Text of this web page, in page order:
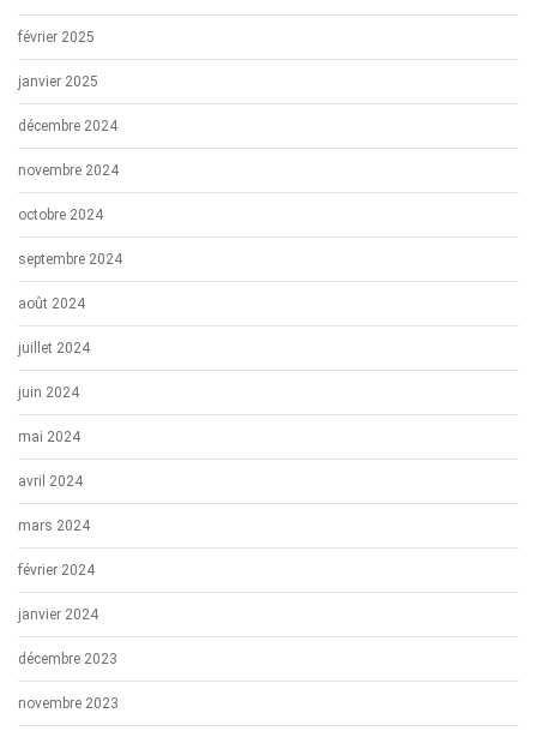
février 2025
janvier 2025
décembre 2024
novembre 2024
octobre 2024
septembre 2024
août 2024
juillet 2024
juin 2024
mai 2024
avril 2024
mars 2024
février 2024
janvier 2024
décembre 2023
novembre 2023